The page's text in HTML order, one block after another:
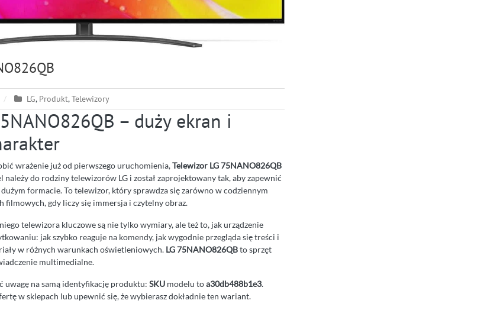
LG, Produkt,Telewizory
– duży ekran i
wrażenie już od pierwszego uruchomienia,Telewizor LG 75NANO826QB
do rodziny telewizorów LG i został zaprojektowany tak, aby zapewnić
formacie. To telewizor, który sprawdza się zarówno w codziennym
filmowych, gdy liczy się immersja i czytelny obraz.
telewizora kluczowe są nie tylko wymiary, ale też to, jak urządzenie
jak szybko reaguje na komendy, jak wygodnie przegląda się treści i
w różnych warunkach oświetleniowych. LG 75NANO826QBto sprzęt
multimedialne.
na samą identyfikację produktu: SKU modelu toa30db488b1e3.
w sklepach lub upewnić się, że wybierasz dokładnie ten wariant.